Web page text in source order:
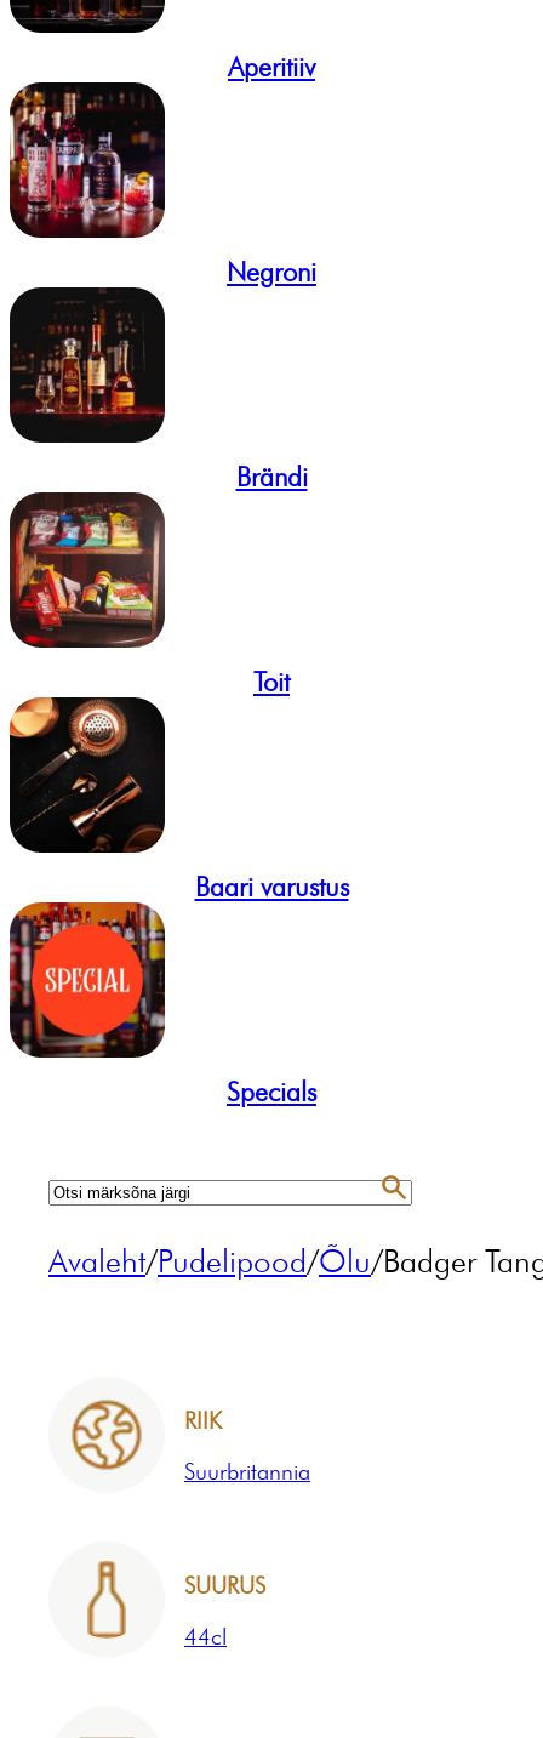
Aperitiiv
Negroni
Brändi
Toit
Baari varustus
Specials
Avaleht/Pudelipood/Õlu/Badger
RIIK
Suurbritannia
SUURUS
44cl